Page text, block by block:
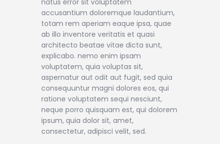
natus error sit voluptatem
accusantium doloremque laudantium,
totam rem aperiam eaque ipsa, quae
ab illo inventore veritatis et quasi
architecto beatae vitae dicta sunt,
explicabo. nemo enim ipsam
voluptatem, quia voluptas sit,
aspernatur aut odit aut fugit, sed quia
consequuntur magni dolores eos, qui
ratione voluptatem sequi nesciunt,
neque porro quisquam est, qui dolorem
ipsum, quia dolor sit, amet,
consectetur, adipisci velit, sed.